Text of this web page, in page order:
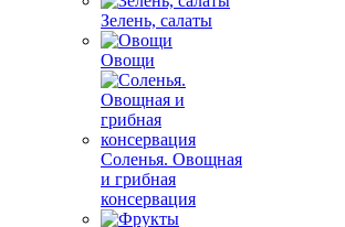
Зелень, салаты
Овощи
Соленья. Овощная
и грибная
консервация